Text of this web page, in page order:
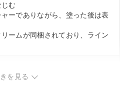
む
ーでありながら、塗った後は表
ームが同梱されており、ライン
を見る